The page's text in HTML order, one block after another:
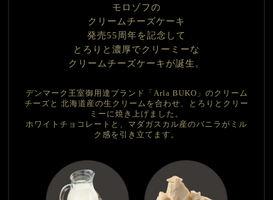
モロゾフの
クリームチーズケーキ
発売55周年を記念して
とろりと濃厚でクリーミーな
クリームチーズケーキが誕生。
デンマーク王室御用達ブランド「Arla BUKO」のクリーム
チーズと 北海道産の生クリームを合わせ、とろりとクリー
ミーに焼き上げました。
ホワイトチョコレートと、マダガスカル産のバニラがミル
ク感を引き立てます。